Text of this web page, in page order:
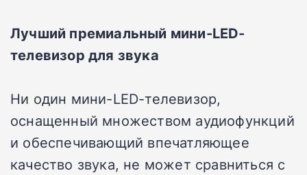
Лучший премиальный мини-LED-
телевизор для звука
Ни один мини-LED-телевизор,
оснащенный множеством аудиофункций
и обеспечивающий впечатляющее
качество звука, не может сравниться с